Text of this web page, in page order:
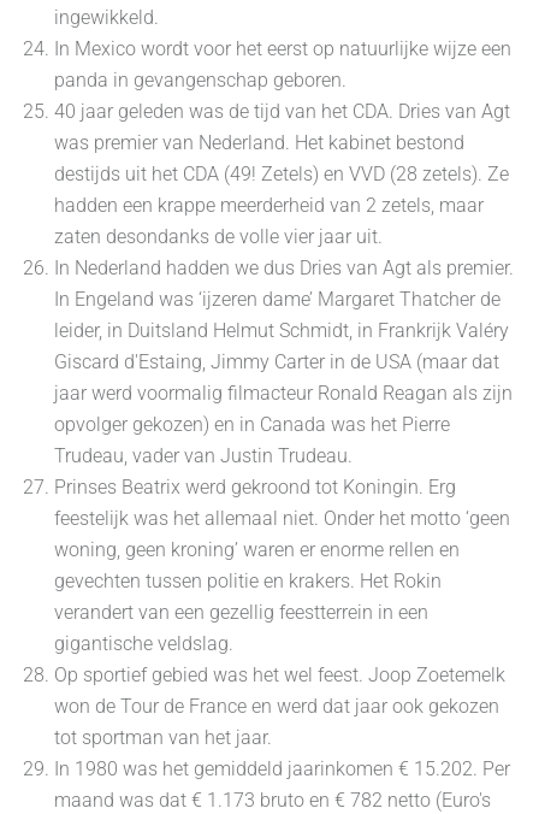
ingewikkeld.
In Mexico wordt voor het eerst op natuurlijke wijze een
panda in gevangenschap geboren.
40 jaar geleden was de tijd van het CDA. Dries van Agt
was premier van Nederland. Het kabinet bestond
destijds uit het CDA (49! Zetels) en VVD (28 zetels). Ze
hadden een krappe meerderheid van 2 zetels, maar
zaten desondanks de volle vier jaar uit.
In Nederland hadden we dus Dries van Agt als premier.
In Engeland was ‘ijzeren dame’ Margaret Thatcher de
leider, in Duitsland Helmut Schmidt, in Frankrijk Valéry
Giscard d'Estaing, Jimmy Carter in de USA (maar dat
jaar werd voormalig filmacteur Ronald Reagan als zijn
opvolger gekozen) en in Canada was het Pierre
Trudeau, vader van Justin Trudeau.
Prinses Beatrix werd gekroond tot Koningin. Erg
feestelijk was het allemaal niet. Onder het motto ‘geen
woning, geen kroning’ waren er enorme rellen en
gevechten tussen politie en krakers. Het Rokin
verandert van een gezellig feestterrein in een
gigantische veldslag.
Op sportief gebied was het wel feest. Joop Zoetemelk
won de Tour de France en werd dat jaar ook gekozen
tot sportman van het jaar.
In 1980 was het gemiddeld jaarinkomen € 15.202. Per
maand was dat € 1.173 bruto en € 782 netto (Euro's